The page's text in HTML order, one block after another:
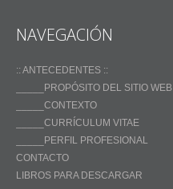
NAVEGACIÓN
:: ANTECEDENTES ::
_____PROPÓSITO DEL SITIO WEB
_____CONTEXTO
_____CURRÍCULUM VITAE
_____PERFIL PROFESIONAL
CONTACTO
LIBROS PARA DESCARGAR